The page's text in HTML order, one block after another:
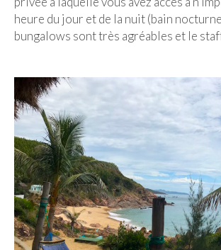
heure du jour et de la nuit (bain
bungalows sont très agréables et le